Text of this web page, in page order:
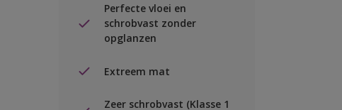
Perfecte vloei en
schrobvast zonder
opglanzen
Extreem mat
Zeer schrobvast (Klasse 1